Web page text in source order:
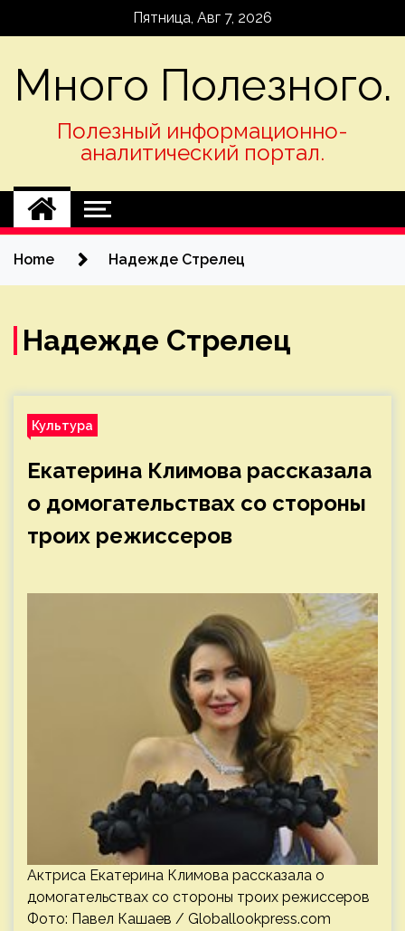
Пятница, Авг 7, 2026
Много Полезного.
Полезный информационно-
аналитический портал.
Home Надежде Стрелец
Надежде Стрелец
Культура
Екатерина Климова рассказала
о домогательствах со стороны
троих режиссеров
Актриса Екатерина Климова рассказала о
домогательствах со стороны троих режиссеров
Фото: Павел Кашаев / Globallookpress.com